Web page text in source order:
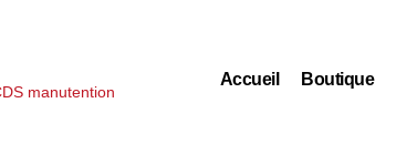
Accueil Boutique